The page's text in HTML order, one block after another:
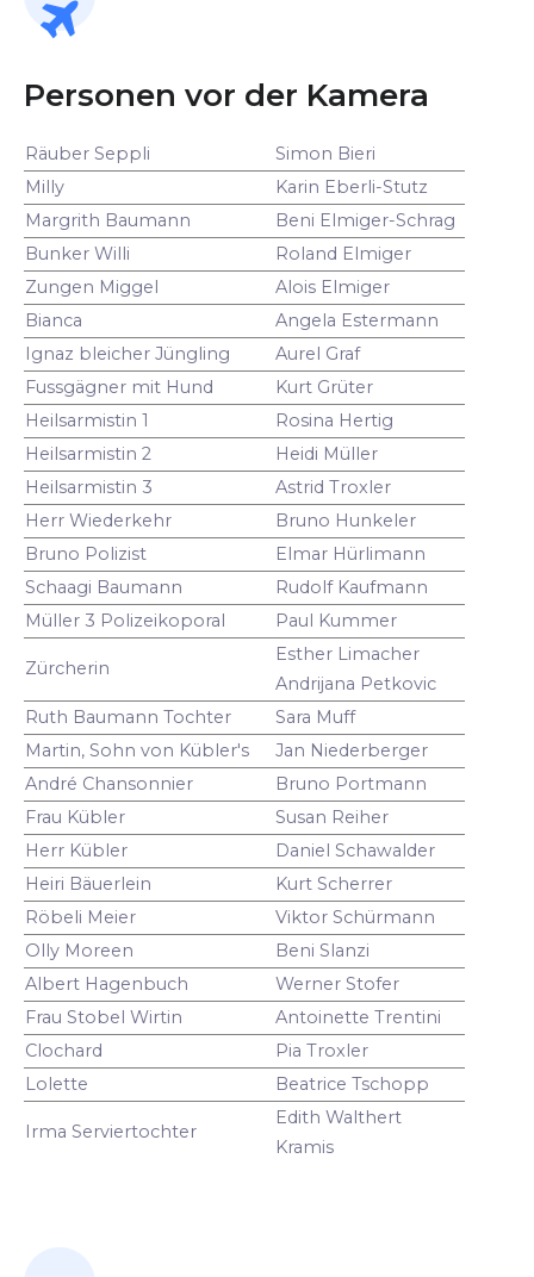
Personen vor der Kamera
Räuber Seppli
Simon Bieri
Milly
Karin Eberli-Stutz
Margrith Baumann
Beni Elmiger-Schrag
Bunker Willi
Roland Elmiger
Zungen Miggel
Alois Elmiger
Bianca
Angela Estermann
Ignaz bleicher Jüngling
Aurel Graf
Fussgägner mit Hund
Kurt Grüter
Heilsarmistin 1
Rosina Hertig
Heilsarmistin 2
Heidi Müller
Heilsarmistin 3
Astrid Troxler
Herr Wiederkehr
Bruno Hunkeler
Bruno Polizist
Elmar Hürlimann
Schaagi Baumann
Rudolf Kaufmann
Müller 3 Polizeikoporal
Paul Kummer
Zürcherin
Esther Limacher
Andrijana Petkovic
Ruth Baumann Tochter
Sara Muff
Martin, Sohn von Kübler's
Jan Niederberger
André Chansonnier
Bruno Portmann
Frau Kübler
Susan Reiher
Herr Kübler
Daniel Schawalder
Heiri Bäuerlein
Kurt Scherrer
Röbeli Meier
Viktor Schürmann
Olly Moreen
Beni Slanzi
Albert Hagenbuch
Werner Stofer
Frau Stobel Wirtin
Antoinette Trentini
Clochard
Pia Troxler
Lolette
Beatrice Tschopp
Irma Serviertochter
Edith Walthert
Kramis